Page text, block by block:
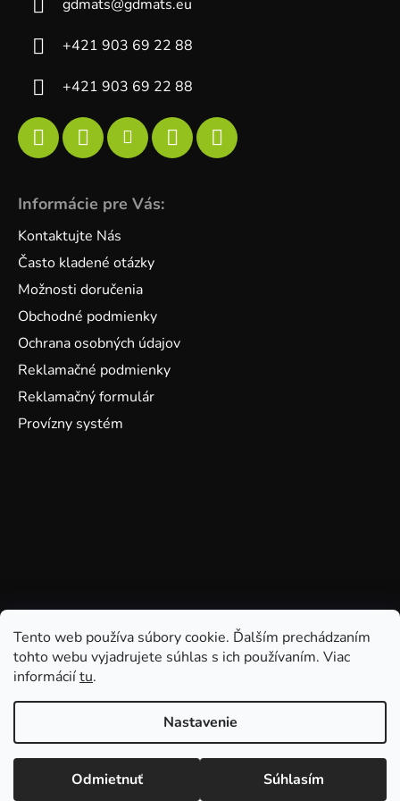
Tento web používa súbory cookie. Ďalším prechádzaním
tohto webu vyjadrujete súhlas s ich používaním. Viac
informáciítu.
Nastavenie
Odmietnuť Súhlasím
gdmats@gdmats.eu
+421 903 69 22 88
+421 903 69 22 88
Informácie pre Vás:
Kontaktujte Nás
Často kladené otázky
Možnosti doručenia
Obchodné podmienky
Ochrana osobných údajov
Reklamačné podmienky
Reklamačný formulár
Provízny systém
Vytvoril Shoptet